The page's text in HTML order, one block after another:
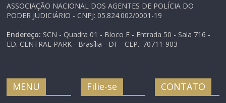
proibiu policiais de entrar
armados nos
ASSOCIAÇÃO NACIONAL DOS AGENTES DE POLÍCIA DO
PODER JUDICIÁRIO - CNPJ: 05.824.002/0001-19
Endereço: SCN - Quadra 01 - Bloco E - Entrada 50 - Sala 716 -
ED. CENTRAL PARK - Brasília - DF - CEP.: 70711-903
MENU Filie-se CONTATO